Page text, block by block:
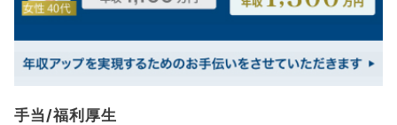
手当/福利厚生